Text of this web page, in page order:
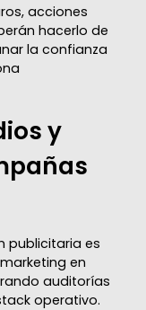
acciones
hacerlo de
la confianza
y
publicitaria es
en
auditorías
operativo.